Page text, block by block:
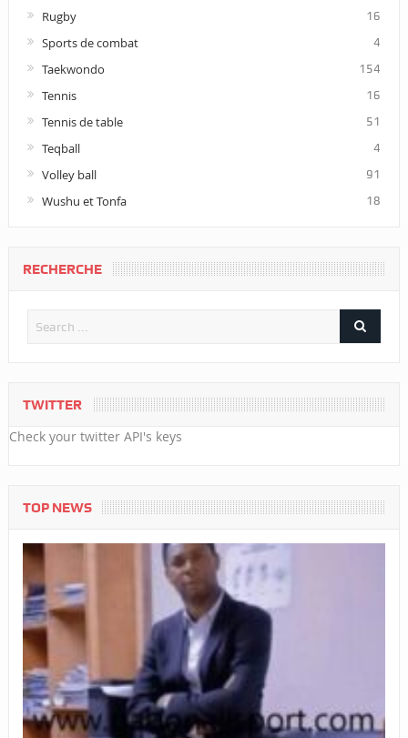
Rugby 16
Sports de combat 4
Taekwondo 154
Tennis 16
Tennis de table 51
Teqball 4
Volley ball 91
Wushu et Tonfa 18
RECHERCHE
TWITTER
Check your twitter API's keys
TOP NEWS